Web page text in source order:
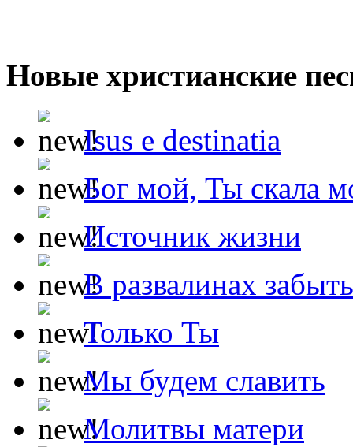
Новые христианские
Isus e destinatia
Бог мой, Ты скала
Источник жизни
В развалинах
Только Ты
Мы будем славить
Молитвы матери